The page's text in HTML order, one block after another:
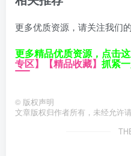
更多优质资源，请关注我们
更多精品优质资源，点击
专区】 【精品收藏】 抓紧
© 版权声明
文章版权归作者所有，未经允许请